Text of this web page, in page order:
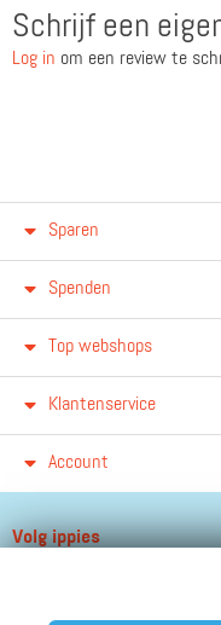
Schrijf een
Log in om een review te
Sparen
Spenden
Top webshops
Klantenservice
Account
Volg ippies